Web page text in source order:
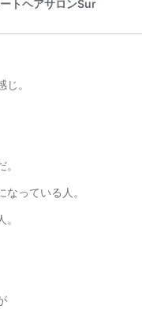
。
っている人。